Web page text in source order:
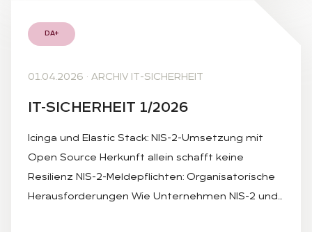
DA+
01.04.2026 · ARCHIV IT-SICHERHEIT
IT-SI­CHER­HEIT 1/2026
Icinga und Elastic Stack: NIS-2-Umsetzung mit
Open Source Herkunft allein schafft keine
Resilienz NIS-2-Meldepflichten: Organisatorische
Herausforderungen Wie Unternehmen NIS-2 und…